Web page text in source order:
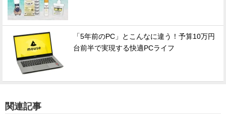
「5年前のPC」とこんなに違う！予算10万円
台前半で実現する快適PCライフ
関連記事